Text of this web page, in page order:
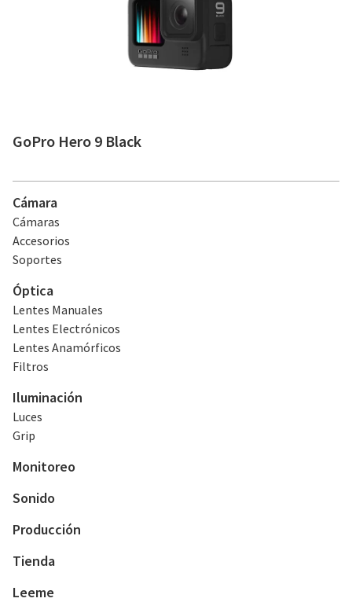
GoPro Hero 9 Black
Cámara
Cámaras
Accesorios
Soportes
Óptica
Lentes Manuales
Lentes Electrónicos
Lentes Anamórficos
Filtros
Iluminación
Luces
Grip
Monitoreo
Sonido
Producción
Tienda
Leeme